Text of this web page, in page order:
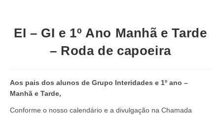
EI – GI e 1º Ano Manhã e Tarde
– Roda de capoeira
Aos pais dos alunos de Grupo Interidades e 1º ano –
Manhã e Tarde,
Conforme o nosso calendário e a divulgação na Chamada